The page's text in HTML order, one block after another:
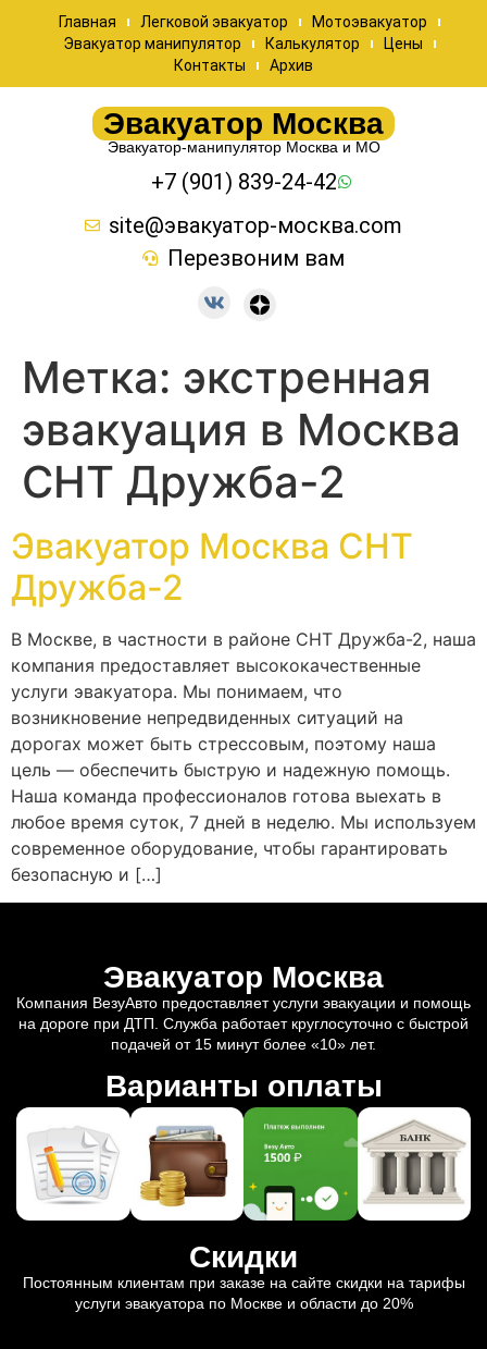
Главная Легковой эвакуатор
Мотоэвакуатор
Эвакуатор манипулятор
Калькулятор
Цены
Контакты
Архив
Эвакуатор Москва
Эвакуатор-манипулятор Москва и МО
+7 (901) 839-24-42
site@эвакуатор-москва.com
Перезвоним вам
Метка: экстренная
эвакуация в Москва
СНТ Дружба-2
Эвакуатор Москва СНТ
Дружба-2
В Москве, в частности в районе СНТ Дружба-2, наша
компания предоставляет высококачественные
услуги эвакуатора. Мы понимаем, что
возникновение непредвиденных ситуаций на
дорогах может быть стрессовым, поэтому наша
цель — обеспечить быструю и надежную помощь.
Наша команда профессионалов готова выехать в
любое время суток, 7 дней в неделю. Мы используем
современное оборудование, чтобы гарантировать
безопасную и […]
Эвакуатор Москва
Компания ВезуАвто предоставляет услуги эвакуации и помощь
на дороге при ДТП. Служба работает круглосуточно с быстрой
подачей от 15 минут более «10» лет.
Варианты оплаты
Скидки
Постоянным клиентам при заказе на сайте скидки на тарифы
услуги эвакуатора по Москве и области до 20%